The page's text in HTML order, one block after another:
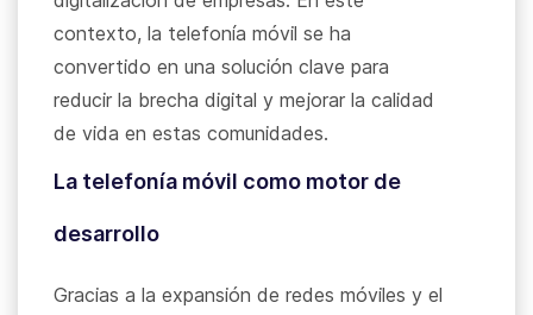
contexto, la telefonía móvil se ha
convertido en una solución clave para
reducir la brecha digital y mejorar la calidad
de vida en estas comunidades.
La telefonía móvil como motor de
desarrollo
Gracias a la expansión de redes móviles y el